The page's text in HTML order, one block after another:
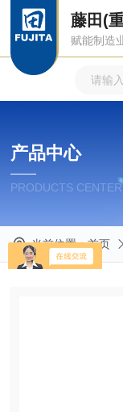
藤田(
赋能制造
产品中心
PRODUCTS CENTER
当前位置：首页